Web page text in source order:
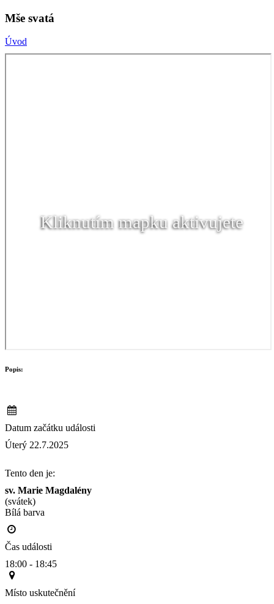
Mše svatá
Úvod
Kliknutím mapku aktivujete
Popis:
Datum začátku události
Úterý 22.7.2025
Tento den je:
sv. Marie Magdalény
(svátek)
Bílá barva
Čas události
18:00 - 18:45
Místo uskutečnění